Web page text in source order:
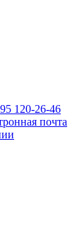
120-26-46
почта